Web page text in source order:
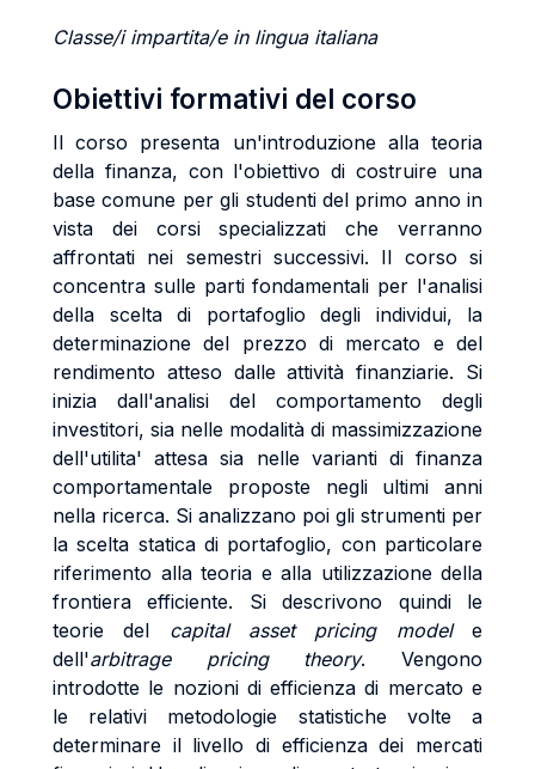
Classe/i impartita/e in lingua italiana
Obiettivi formativi del corso
Il corso presenta un'introduzione alla teoria
della finanza, con l'obiettivo di costruire una
base comune per gli studenti del primo anno in
vista dei corsi specializzati che verranno
affrontati nei semestri successivi. Il corso si
concentra sulle parti fondamentali per l'analisi
della scelta di portafoglio degli individui, la
determinazione del prezzo di mercato e del
rendimento atteso dalle attività finanziarie. Si
inizia dall'analisi del comportamento degli
investitori, sia nelle modalità di massimizzazione
dell'utilita' attesa sia nelle varianti di finanza
comportamentale proposte negli ultimi anni
nella ricerca. Si analizzano poi gli strumenti per
la scelta statica di portafoglio, con particolare
riferimento alla teoria e alla utilizzazione della
frontiera efficiente. Si descrivono quindi le
teorie del capital asset pricing modele
dell'arbitrage pricing theory. Vengono
introdotte le nozioni di efficienza di mercato e
le relativi metodologie statistiche volte a
determinare il livello di efficienza dei mercati